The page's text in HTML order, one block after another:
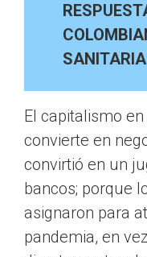
El capitalismo
convierte en
convirtió en un
bancos; porque
asignaron para
pandemia, en